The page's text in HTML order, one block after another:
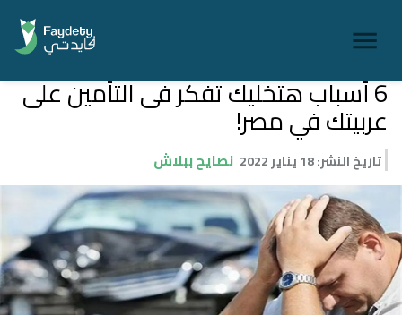
6 أسباب هتخليك تفكر فى التأمين على
عربيتك في مصر!
تاريخ النشر:18 يناير 2022 نصايح ببلاش